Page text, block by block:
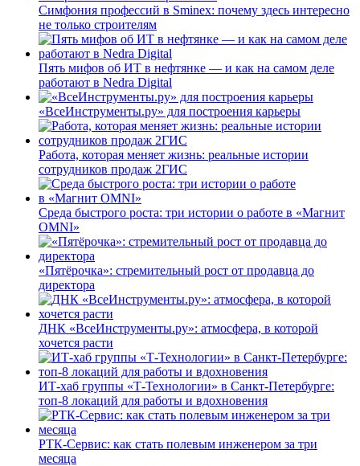
Симфония профессий в Sminex: почему здесь интересно
не только строителям
Пять мифов об ИТ в нефтянке — и как на самом деле
работают в Nedra Digital
«ВсеИнструменты.ру» для построения карьеры
Работа, которая меняет жизнь: реальные истории
сотрудников продаж 2ГИС
Среда быстрого роста: три истории о работе в «Магнит
OMNI»
«Пятёрочка»: стремительный рост от продавца до
директора
ДНК «ВсеИнструменты.ру»: атмосфера, в которой
хочется расти
ИТ-хаб группы «Т-Технологии» в Санкт-Петербурге:
топ-8 локаций для работы и вдохновения
РТК-Сервис: как стать полевым инженером за три
месяца